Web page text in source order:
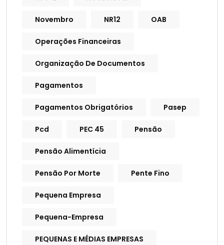
Novembro NR12 OAB
Operações Financeiras
Organização De Documentos
Pagamentos
Pagamentos Obrigatórios Pasep
Pcd PEC 45 Pensão
Pensão Alimentícia
Pensão Por Morte Pente Fino
Pequena Empresa
Pequena-Empresa
PEQUENAS E MÉDIAS EMPRESAS